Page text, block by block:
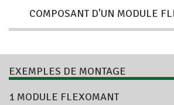
COMPOSANT D'UN MODULE
EXEMPLES DE MONTAGE
1 MODULE FLEXOMANT